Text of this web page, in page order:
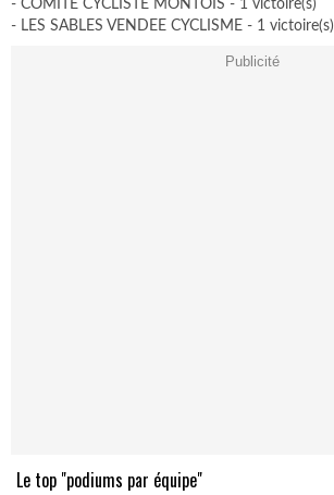
- COMITE CYCLISTE MONTOIS - 1 victoire(s)
- LES SABLES VENDEE CYCLISME - 1 victoire(s)
Publicité
Le top "podiums par équipe"